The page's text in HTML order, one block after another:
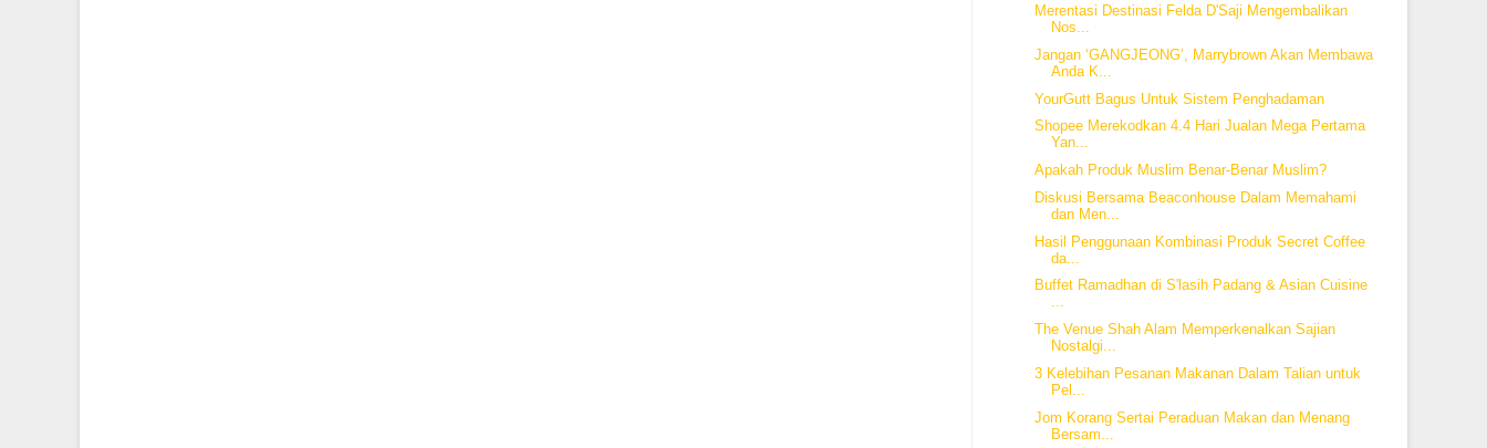
Merentasi Destinasi Felda D'Saji Mengembalikan
Nos...
Jangan ‘GANGJEONG’, Marrybrown Akan Membawa
Anda K...
YourGutt Bagus Untuk Sistem Penghadaman
Shopee Merekodkan 4.4 Hari Jualan Mega Pertama
Yan...
Apakah Produk Muslim Benar-Benar Muslim?
Diskusi Bersama Beaconhouse Dalam Memahami
dan Men...
Hasil Penggunaan Kombinasi Produk Secret Coffee
da...
Buffet Ramadhan di S'lasih Padang & Asian Cuisine
...
The Venue Shah Alam Memperkenalkan Sajian
Nostalgi...
3 Kelebihan Pesanan Makanan Dalam Talian untuk
Pel...
Jom Korang Sertai Peraduan Makan dan Menang
Bersam...